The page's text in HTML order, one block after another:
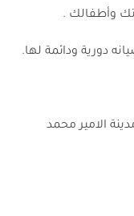
وأطفالك .
دورية ودائمة لها.
الامير محمد